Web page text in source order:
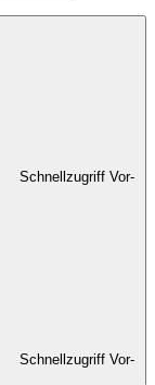
Schnellzugriff Vor-
Schnellzugriff Vor-